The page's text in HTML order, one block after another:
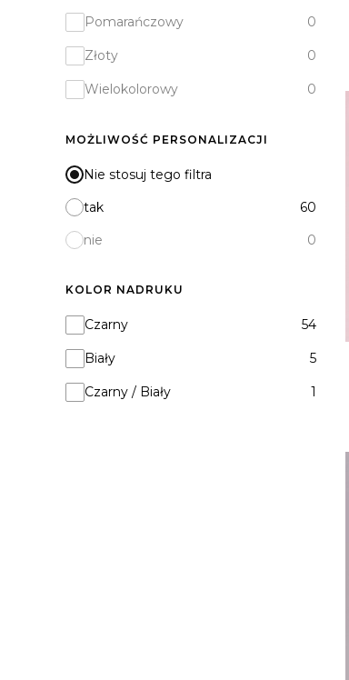
Pomarańczowy 0
Złoty 0
Wielokolorowy 0
MOŻLIWOŚĆ PERSONALIZACJI
Nie stosuj tego filtra
tak
60
nie
0
KOLOR NADRUKU
Kolor nadruku
Czarny 54
Biały 5
Czarny / Biały 1